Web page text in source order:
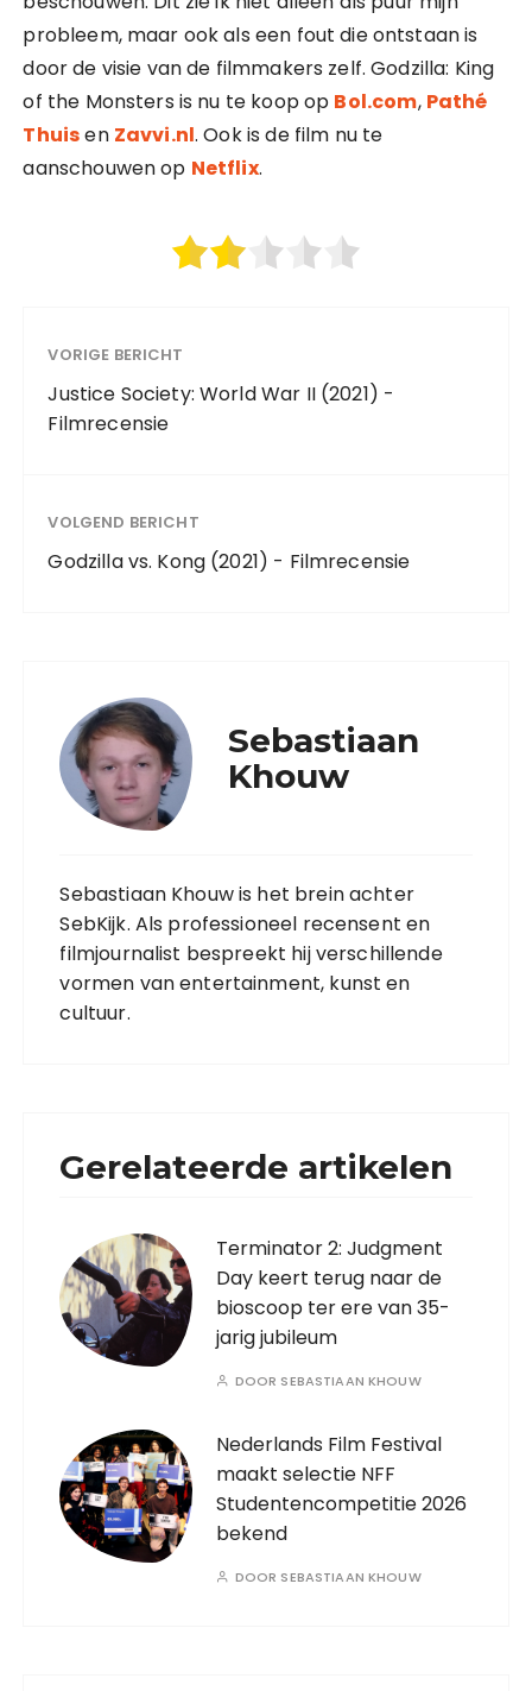
probleem, maar ook als een fout die ontstaan is
door de visie van de filmmakers zelf. Godzilla: King
of the Monsters is nu te koop op Bol.com, Pathé
Thuisen Zavvi.nl. Ook is de film nu te
aanschouwen op Netflix.
VORIGE BERICHT
Justice Society: World War II (2021) -
Filmrecensie
VOLGEND BERICHT
Godzilla vs. Kong (2021) - Filmrecensie
Sebastiaan
Khouw
Sebastiaan Khouw is het brein achter
SebKijk. Als professioneel recensent en
filmjournalist bespreekt hij verschillende
vormen van entertainment, kunst en
cultuur.
Gerelateerde artikelen
Terminator 2: Judgment
Day keert terug naar de
bioscoop ter ere van 35-
jarig jubileum
DOOR SEBASTIAAN KHOUW
Nederlands Film Festival
maakt selectie NFF
Studentencompetitie 2026
bekend
DOOR SEBASTIAAN KHOUW